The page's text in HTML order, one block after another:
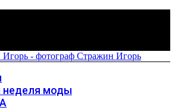
неделя моды